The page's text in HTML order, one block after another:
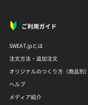
ご利用ガイド
SWEAT.jpとは
注文方法・追加注文
オリジナルのつくり方（商品別）
ヘルプ
メディア紹介